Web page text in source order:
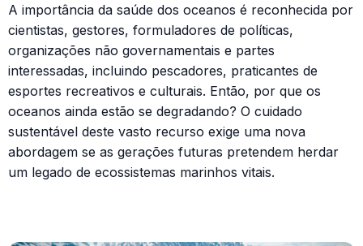
A importância da saúde dos oceanos é reconhecida por
cientistas, gestores, formuladores de políticas,
organizações não governamentais e partes
interessadas, incluindo pescadores, praticantes de
esportes recreativos e culturais. Então, por que os
oceanos ainda estão se degradando? O cuidado
sustentável deste vasto recurso exige uma nova
abordagem se as gerações futuras pretendem herdar
um legado de ecossistemas marinhos vitais.